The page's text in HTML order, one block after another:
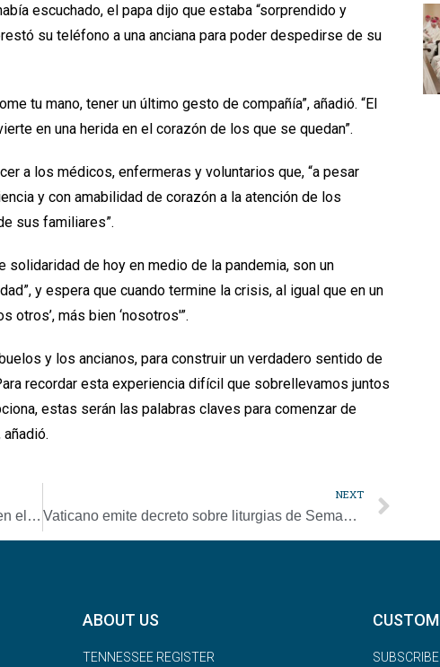
escuchado, el papa dijo que estaba “sorprendido y
su teléfono a una anciana para poder despedirse de su
tu mano, tener un último gesto de compañía”, añadió. “El
en una herida en el corazón de los que se quedan”.
a los médicos, enfermeras y voluntarios que, “a pesar
y con amabilidad de corazón a la atención de los
sus familiares”.
de hoy en medio de la pandemia, son un
y espera que cuando termine la crisis, al igual que en un
otros’, más bien ‘nosotros'”.
y los ancianos, para construir un verdadero sentido de
recordar esta experiencia difícil que sobrellevamos juntos
estas serán las palabras claves para comenzar de
Sacerdote comienza a ofrecer confesiones en el estacionamiento de iglesia
NEXT
Vaticano emite decreto sobre liturgias de Semana Santa con restricciones
ABOUT US
TENNESSEE REGISTER